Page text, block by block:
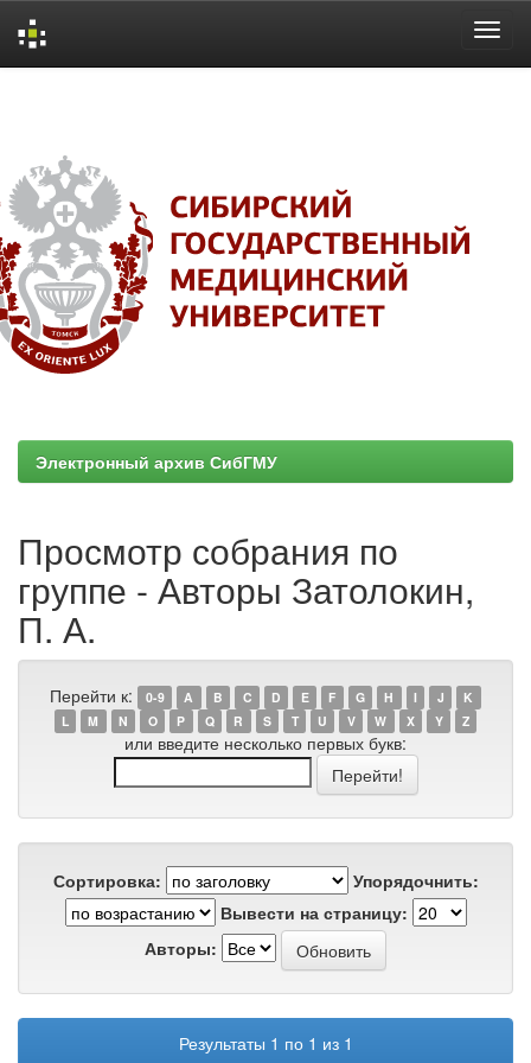
Электронный архив СибГМУ
Просмотр собрания по
группе - Авторы Затолокин,
П. А.
Перейти к: 0-9 A B C D E F G H I J
K
L
M N O P Q R S T U V W X Y Z
или введите несколько первых букв:
Сортировка:
Упорядочнить:
Вывести на страницу:
Авторы:
Результаты 1 по 1 из 1